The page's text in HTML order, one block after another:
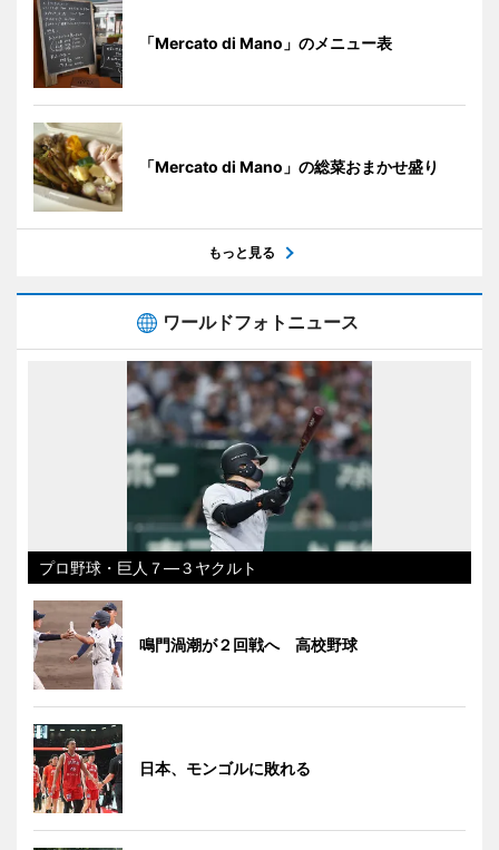
「Mercato di Mano」のメニュー表
「Mercato di Mano」の総菜おまかせ盛り
もっと見る
ワールドフォトニュース
プロ野球・巨人７―３ヤクルト
鳴門渦潮が２回戦へ 高校野球
日本、モンゴルに敗れる